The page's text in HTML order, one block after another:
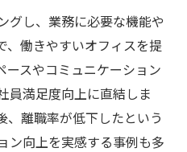
グし、業務に必要な機能や
、働きやすいオフィスを提
ースやコミュニケーション
員満足度向上に直結しま
、離職率が低下したという
ン向上を実感する事例も多